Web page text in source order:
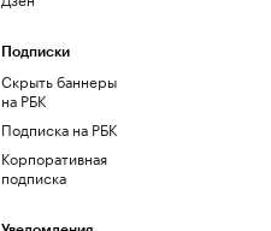
Подписки
Скрыть баннеры
на РБК
Подписка на РБК
Корпоративная
подписка